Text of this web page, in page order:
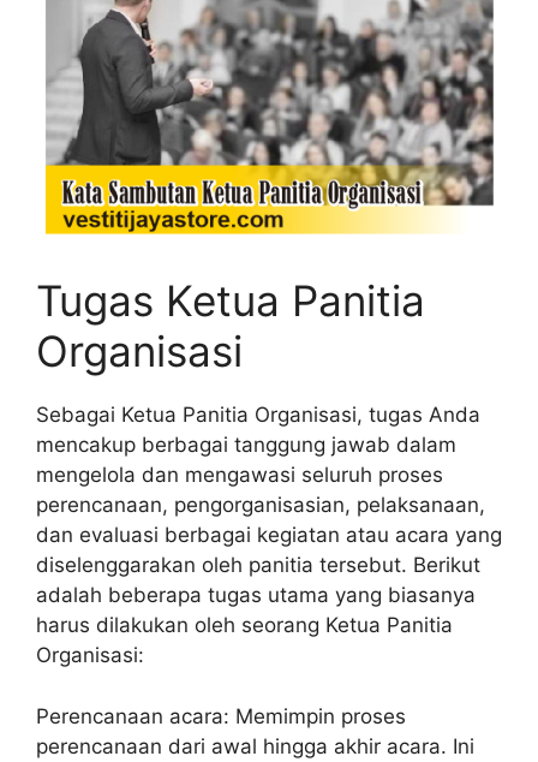
Tugas Ketua Panitia
Organisasi
Sebagai Ketua Panitia Organisasi, tugas Anda
mencakup berbagai tanggung jawab dalam
mengelola dan mengawasi seluruh proses
perencanaan, pengorganisasian, pelaksanaan,
dan evaluasi berbagai kegiatan atau acara yang
diselenggarakan oleh panitia tersebut. Berikut
adalah beberapa tugas utama yang biasanya
harus dilakukan oleh seorang Ketua Panitia
Organisasi:
Perencanaan acara: Memimpin proses
perencanaan dari awal hingga akhir acara. Ini